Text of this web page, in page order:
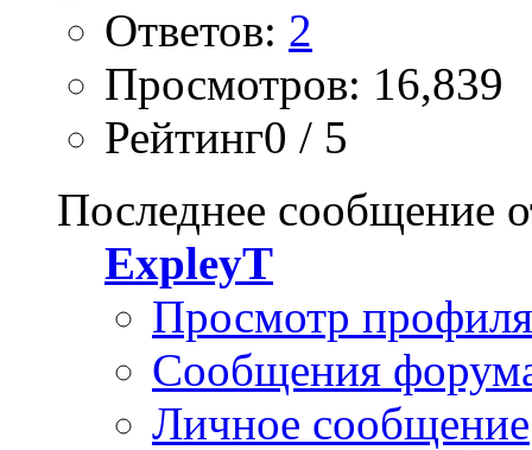
Ответов: 2
Просмотров: 16,839
Рейтинг0 / 5
Последнее сообщение
ExpleyT
Просмотр профиля
Сообщения
Личное сообщение